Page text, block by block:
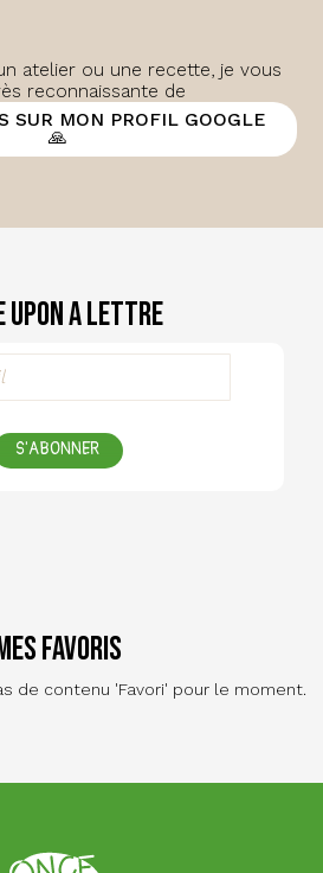
atelier ou une recette, je vous
reconnaissante de
SUR MON PROFIL GOOGLE
🙏
Upon a Lettre
S'ABONNER
favoris
de contenu 'Favori' pour le moment.